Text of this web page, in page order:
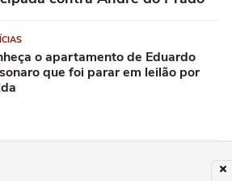
o apartamento de Eduardo
que foi parar em leilão por